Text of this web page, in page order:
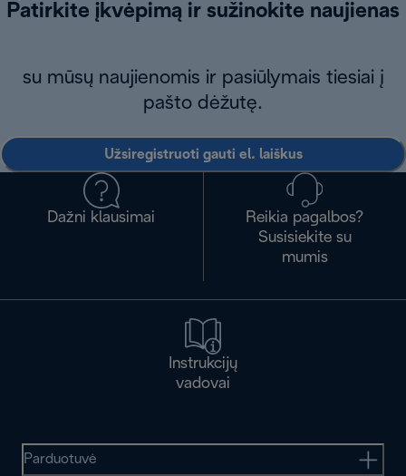
Patirkite įkvėpimą ir sužinokite naujienas
su mūsų naujienomis ir pasiūlymais tiesiai į
pašto dėžutę.
Užsiregistruoti gauti el. laiškus
Dažni klausimai
Reikia pagalbos?
Susisiekite su
mumis
Instrukcijų
vadovai
Parduotuvė